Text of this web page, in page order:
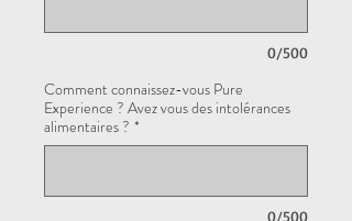
0/500
Comment connaissez-vous Pure
Experience ? Avez vous des intolérances
alimentaires ? *
0/500